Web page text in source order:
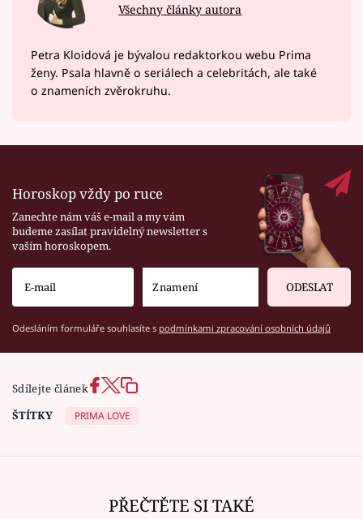
Všechny články autora
Petra Kloidová je bývalou redaktorkou webu Prima
ženy. Psala hlavně o seriálech a celebritách, ale také
o znameních zvěrokruhu.
Horoskop vždy po ruce
Zanechte nám váš e-mail a my vám
budeme zasílat pravidelný newsletter s
vaším horoskopem.
ODESLAT
Odesláním formuláře souhlasíte s podmínkami zpracování osobních údajů
Sdílejte článek
ŠTÍTKY
PRIMA LOVE
PŘEČTĚTE SI TAKÉ